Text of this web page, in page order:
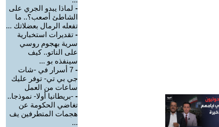
- لماذا يبدو الجري على
الشاطئ أصعب؟.. ما
تفعله الرمال بعضلاتك ...
- تقديرات استخبارية
سرية بهجوم روسي
على الناتو.. كيف
سينفذه بو ...
-
7 أسرار في -شات
جي بي تي- توفر عليك
ساعات من العمل
- -بريطانيا أولا- نموذجا..
تغاضي الحكومة عن
هجمات المتطرفين يف
...